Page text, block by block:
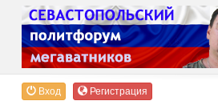
Вход Регистрация